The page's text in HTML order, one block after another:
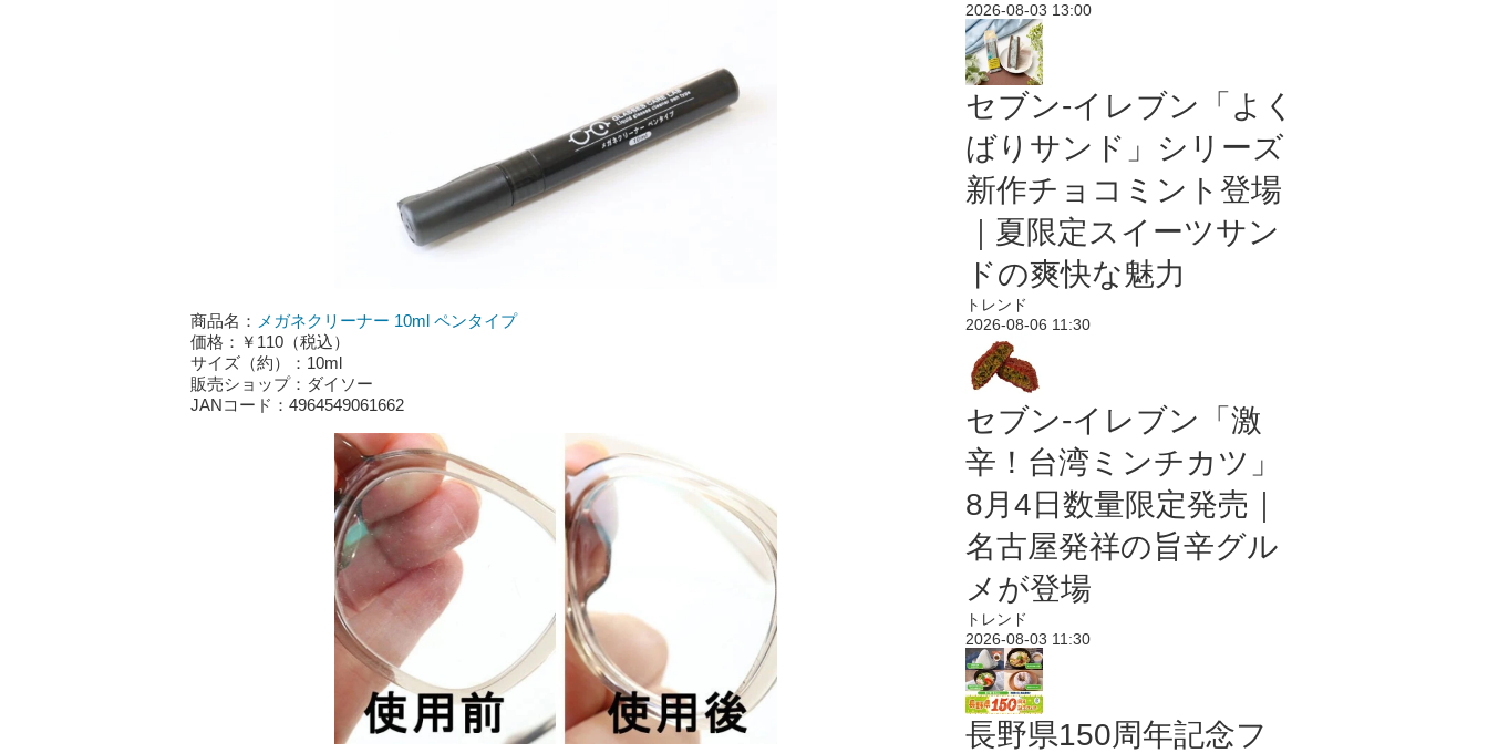
商品名： メガネクリーナー 10ml ペンタイプ
価格：￥110（税込）
サイズ（約）：10ml
販売ショップ：ダイソー
JANコード：4964549061662
2026-08-03 13:00
セブン‐イレブン「よく
ばりサンド」シリーズ
新作チョコミント登場
｜夏限定スイーツサン
ドの爽快な魅力
トレンド
2026-08-06 11:30
セブン-イレブン「激
辛！台湾ミンチカツ」
8月4日数量限定発売｜
名古屋発祥の旨辛グル
メが登場
トレンド
2026-08-03 11:30
長野県150周年記念フ